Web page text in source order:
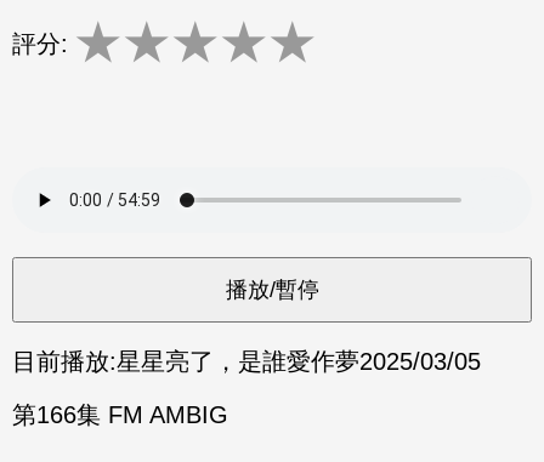
評分: ★★★★★
目前播放:星星亮了，是誰愛作夢2025/03/05
第166集 FM AMBIG